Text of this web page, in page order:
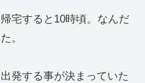
宅すると10時頃。なんだ
。
発する事が決まっていた